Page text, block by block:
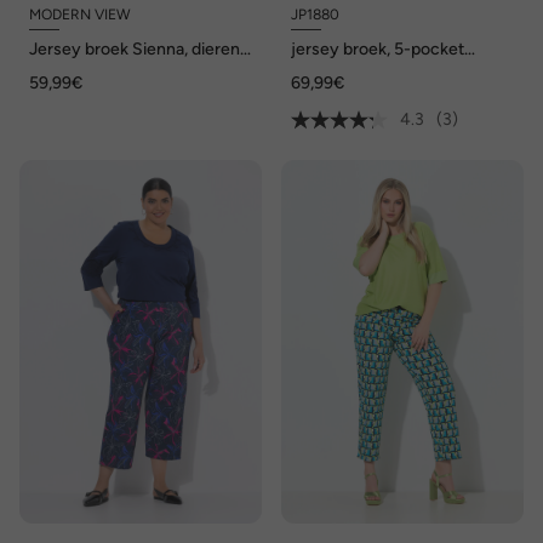
MODERN VIEW
Jersey broek Sienna, dieren,
tailleband
59,99€
JP1880
jersey broek, 5-pocket
en match NEW YORK, tot
69,99€
4.3
(3)